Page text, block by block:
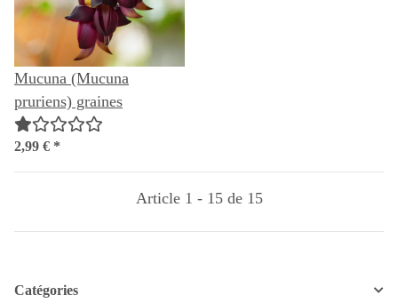
Mucuna (Mucuna
pruriens) graines
2,99 € *
Article 1 - 15 de 15
Catégories